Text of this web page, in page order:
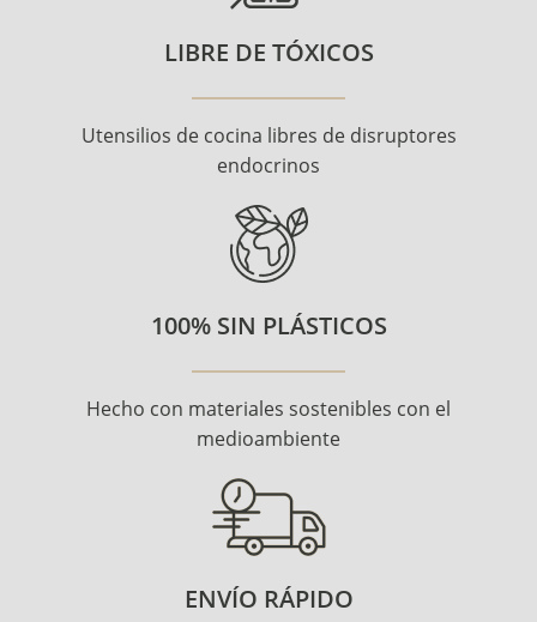
LIBRE DE TÓXICOS
Utensilios de cocina libres de disruptores
endocrinos
100% SIN PLÁSTICOS
Hecho con materiales sostenibles con el
medioambiente
ENVÍO RÁPIDO